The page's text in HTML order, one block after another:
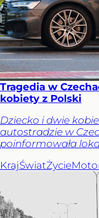
Tragedia w
kobiety z Polski
Dziecko i dwie
autostradzie w
poinformowała
KrajŚwiatŻycie